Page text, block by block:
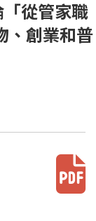
從管家職
創業和普